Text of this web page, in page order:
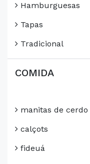
Hamburguesas
Tapas
Tradicional
COMIDA
manitas de cerdo
calçots
fideuá